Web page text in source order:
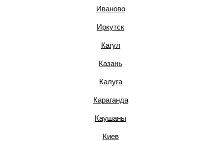
Иваново
Иркутск
Кагул
Казань
Калуга
Караганда
Каушаны
Киев